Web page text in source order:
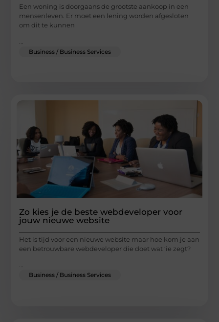
Een woning is doorgaans de grootste aankoop in een
mensenleven. Er moet een lening worden afgesloten
om dit te kunnen
Business / Business Services
Zo kies je de beste webdeveloper voor
jouw nieuwe website
Het is tijd voor een nieuwe website maar hoe kom je aan
een betrouwbare webdeveloper die doet wat ‘ie zegt?
Business / Business Services